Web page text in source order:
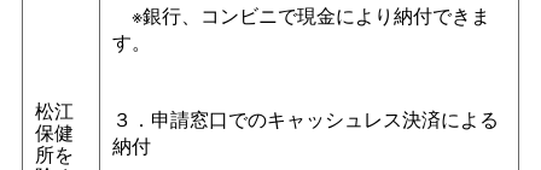
松江
保健
所を
※銀行、コンビニで現金により納付できま
す。
３．申請窓口でのキャッシュレス決済による
納付